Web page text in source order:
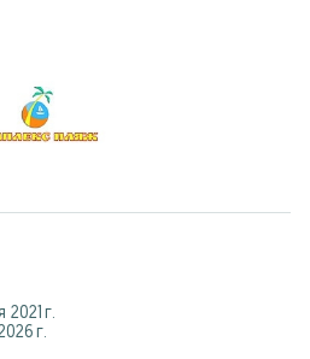
2021 г.
г.